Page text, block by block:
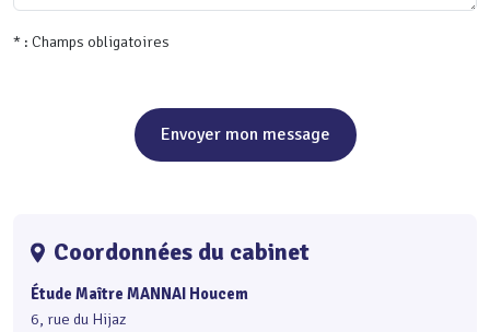
* : Champs obligatoires
Envoyer mon message
Coordonnées du cabinet
Étude Maître MANNAI Houcem
6, rue du Hijaz